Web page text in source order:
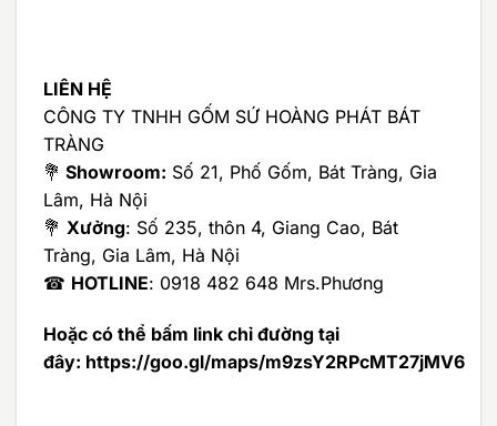
LIÊN HỆ
CÔNG TY TNHH GỐM SỨ HOÀNG PHÁT BÁT
TRÀNG
💐 Showroom: Số 21, Phố Gốm, Bát Tràng, Gia
Lâm, Hà Nội
💐 Xưởng: Số 235, thôn 4, Giang Cao, Bát
Tràng, Gia Lâm, Hà Nội
☎ HOTLINE: 0918 482 648 Mrs.Phương
Hoặc có thể bấm link chỉ đường tại
đây: https://goo.gl/maps/m9zsY2RPcMT27jMV6